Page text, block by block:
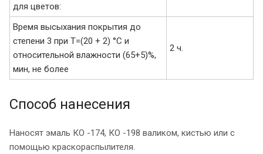
для цветов:
Время высыхания покрытия до
степени 3 при Т=(20 + 2) °С и
относительной влажности (65+5)%,
мин, не более
2 ч.
Способ нанесения
Наносят эмаль КО -174, КО -198 валиком, кистью или с
помощью краскораспылителя.